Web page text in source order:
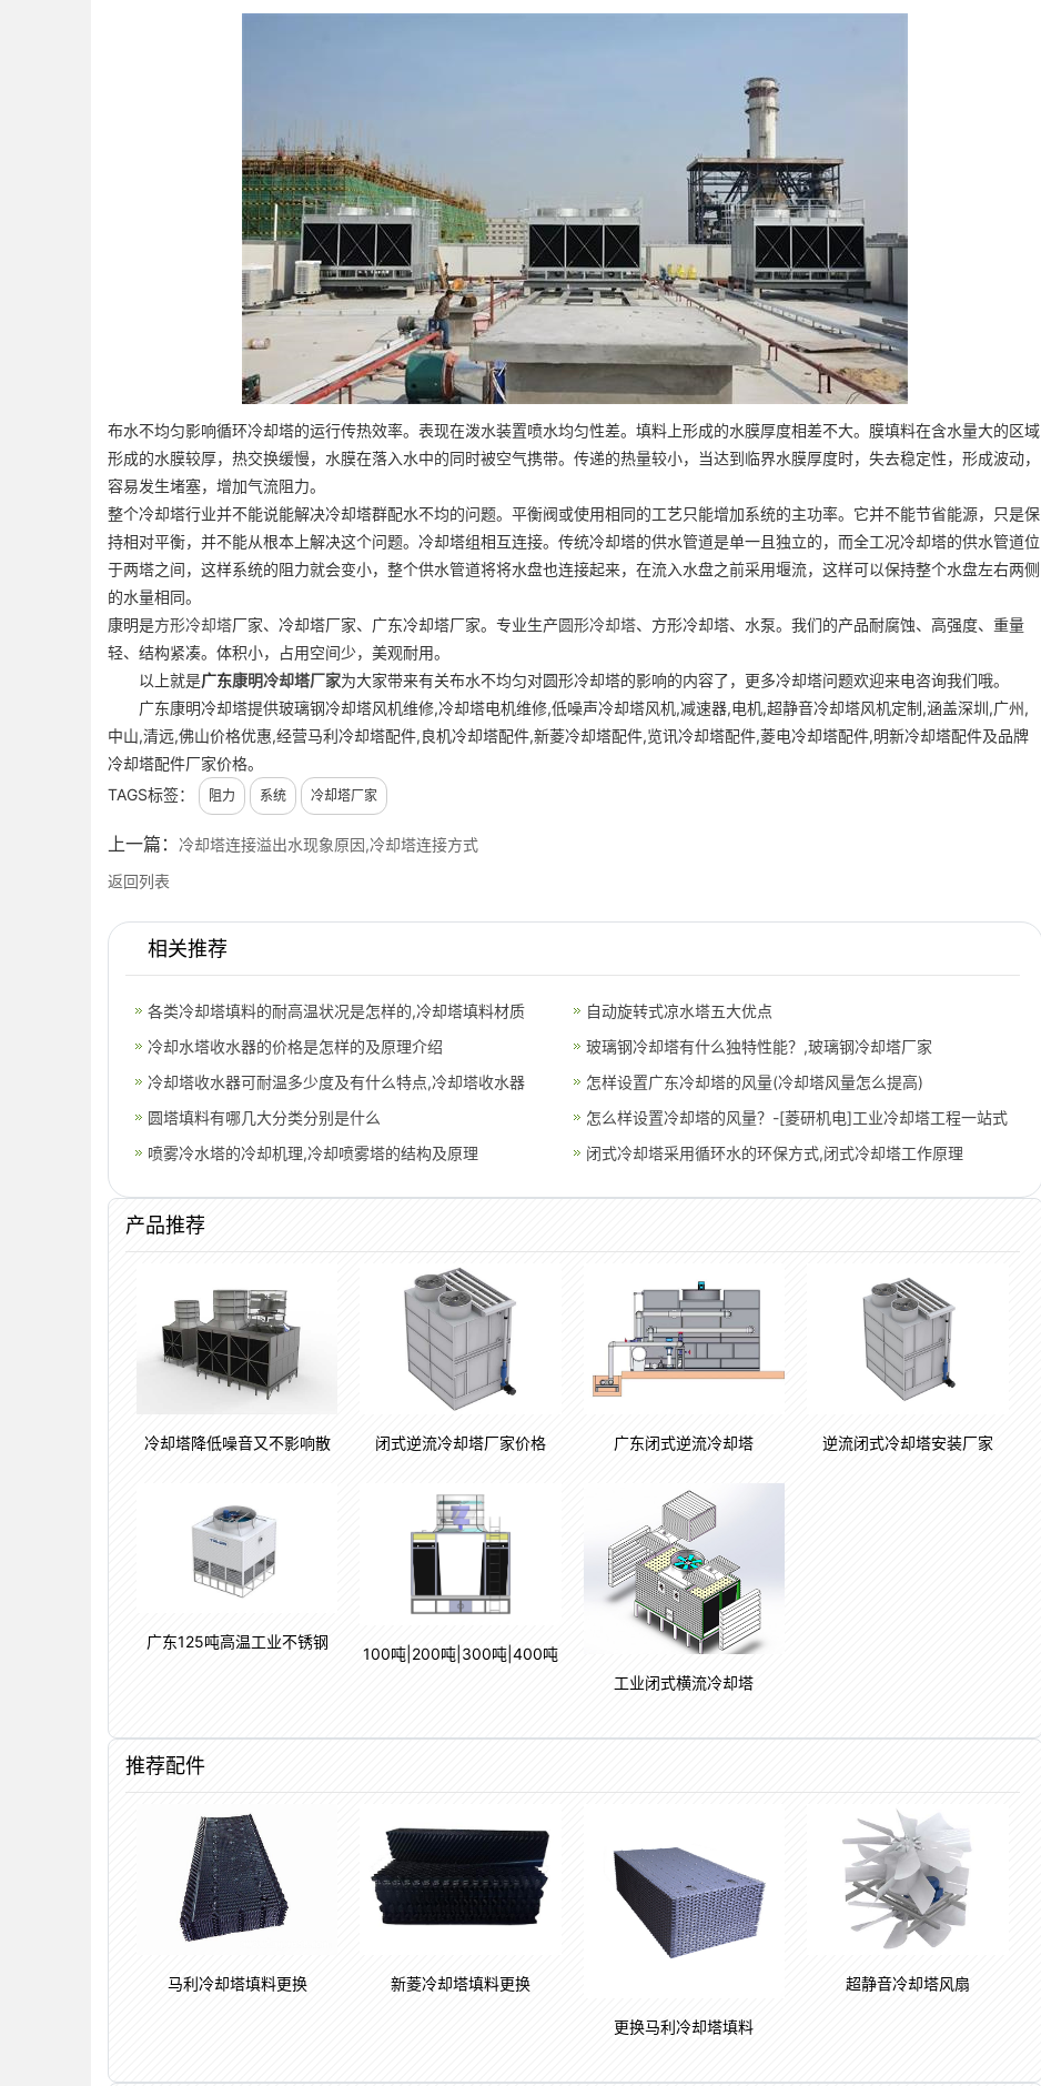
布水不均匀影响循环冷却塔的运行传热效率。表现在泼水装置喷水均匀性差。填料上形成的水膜厚度相差不大。膜填料在含水量大的区域
形成的水膜较厚，热交换缓慢，水膜在落入水中的同时被空气携带。传递的热量较小，当达到临界水膜厚度时，失去稳定性，形成波动，
容易发生堵塞，增加气流阻力。
整个冷却塔行业并不能说能解决冷却塔群配水不均的问题。平衡阀或使用相同的工艺只能增加系统的主功率。它并不能节省能源，只是保
持相对平衡，并不能从根本上解决这个问题。冷却塔组相互连接。传统冷却塔的供水管道是单一且独立的，而全工况冷却塔的供水管道位
于两塔之间，这样系统的阻力就会变小，整个供水管道将将水盘也连接起来，在流入水盘之前采用堰流，这样可以保持整个水盘左右两侧
的水量相同。
康明是方形冷却塔厂家、冷却塔厂家、广东冷却塔厂家。专业生产圆形冷却塔、方形冷却塔、水泵。我们的产品耐腐蚀、高强度、重量
轻、结构紧凑。体积小，占用空间少，美观耐用。
以上就是广东康明冷却塔厂家为大家带来有关布水不均匀对圆形冷却塔的影响的内容了，更多冷却塔问题欢迎来电咨询我们哦。
广东康明冷却塔提供玻璃钢冷却塔风机维修,冷却塔电机维修,低噪声冷却塔风机,减速器,电机,超静音冷却塔风机定制,涵盖深圳,广州,
中山,清远,佛山价格优惠,经营马利冷却塔配件,良机冷却塔配件,新菱冷却塔配件,览讯冷却塔配件,菱电冷却塔配件,明新冷却塔配件及品牌
冷却塔配件厂家价格。
TAGS标签：
阻力 系统 冷却塔厂家
上一篇：
冷却塔连接溢出水现象原因,冷却塔连接方式
返回列表
相关推荐
各类冷却塔填料的耐高温状况是怎样的,冷却塔填料材质
自动旋转式凉水塔五大优点
冷却水塔收水器的价格是怎样的及原理介绍
玻璃钢冷却塔有什么独特性能？,玻璃钢冷却塔厂家
冷却塔收水器可耐温多少度及有什么特点,冷却塔收水器
怎样设置广东冷却塔的风量(冷却塔风量怎么提高)
圆塔填料有哪几大分类分别是什么
怎么样设置冷却塔的风量？-[菱研机电]工业冷却塔工程一站式
解
喷雾冷水塔的冷却机理,冷却喷雾塔的结构及原理 闭式冷却塔采用循环水的环保方式,闭式冷却塔工作原理
产品推荐
冷却塔降低噪音又不影响散 闭式逆流冷却塔厂家价格 广东闭式逆流冷却塔 逆流闭式冷却塔安装厂家
广东125吨高温工业不锈钢
100吨|200吨|300吨|400吨
工业闭式横流冷却塔
推荐配件
马利冷却塔填料更换 新菱冷却塔填料更换
更换马利冷却塔填料
超静音冷却塔风扇